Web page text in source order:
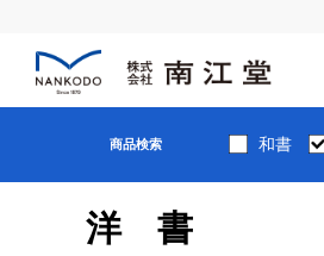
商品検索 和書
洋書